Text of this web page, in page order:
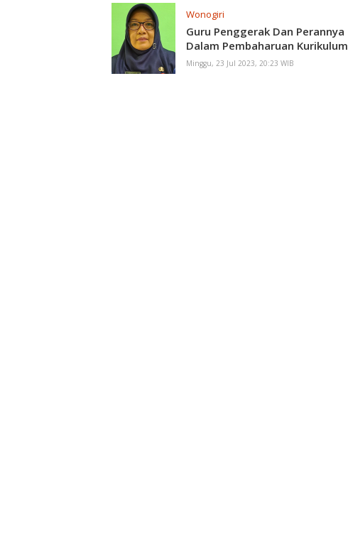
Wonogiri
Guru Penggerak Dan Perannya
Dalam Pembaharuan Kurikulum
Minggu, 23 Jul 2023, 20:23 WIB